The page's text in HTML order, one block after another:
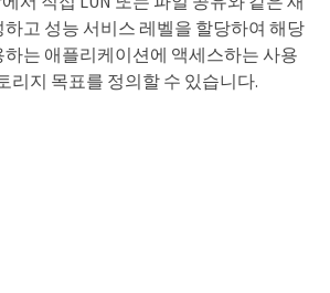
고 성능 서비스 레벨을 할당하여 해당
는 애플리케이션에 액세스하는 사용
리지 목표를 정의할 수 있습니다.